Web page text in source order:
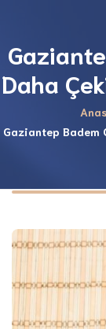
Daha
Gaziantep Badem